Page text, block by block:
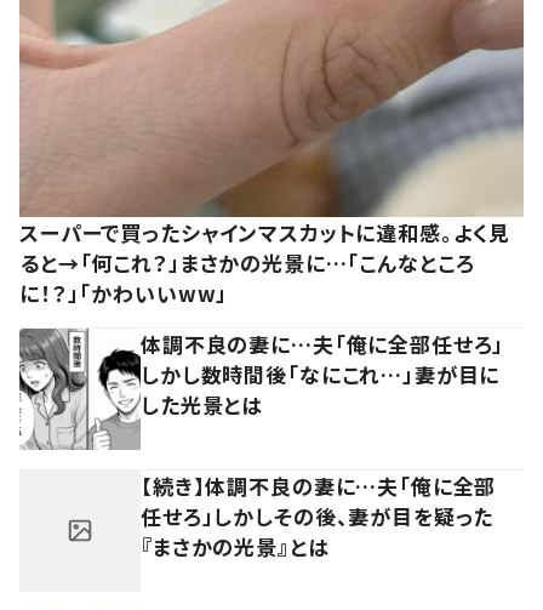
スーパーで買ったシャインマスカットに違和感。よく見
ると→「何これ？」まさかの光景に…「こんなところ
に！？」「かわいいww」
体調不良の妻に…夫「俺に全部任せろ」
しかし数時間後「なにこれ…」妻が目に
した光景とは
【続き】体調不良の妻に…夫「俺に全部
任せろ」しかしその後、妻が目を疑った
『まさかの光景』とは